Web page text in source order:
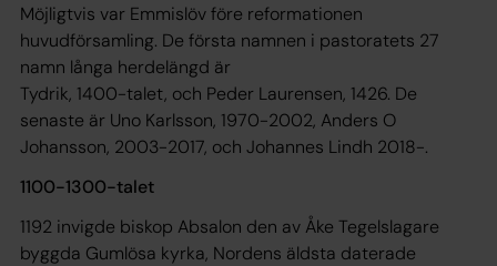
Möjligtvis var Emmislöv före reformationen
huvudförsamling. De första namnen i pastoratets 27
namn långa herdelängd är
Tydrik, 1400-talet, och Peder Laurensen, 1426. De
senaste är Uno Karlsson, 1970-2002, Anders O
Johansson, 2003-2017, och Johannes Lindh 2018-.
1100-1300-talet
1192 invigde biskop Absalon den av Åke Tegelslagare
byggda Gumlösa kyrka, Nordens äldsta daterade